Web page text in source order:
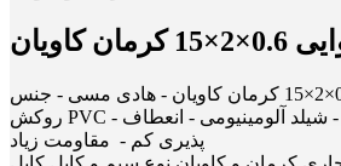
کاویان
کابل هوایی 0.6×2×15 کرمان کاویان - هادی مسی - جنس
روکش PVC - تحمل دمای بالا - شیلد آلومینیومی - انعطاف
پذیری کم - مقاومت زیاد